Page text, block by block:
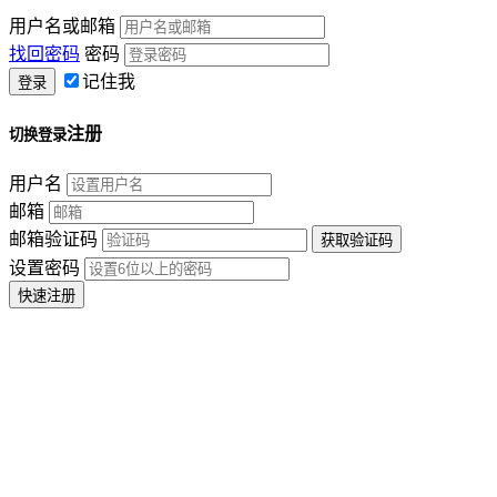
用户名或邮箱
找回密码 密码
记住我
切换登录注册
用户名
邮箱
邮箱验证码
设置密码